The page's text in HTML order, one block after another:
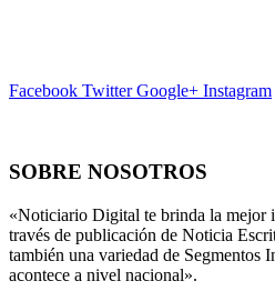
Facebook Twitter Google+ Instagram
SOBRE NOSOTROS
«Noticiario Digital te brinda la mejor
través de publicación de Noticia
también una variedad de Segmentos
acontece a nivel nacional».